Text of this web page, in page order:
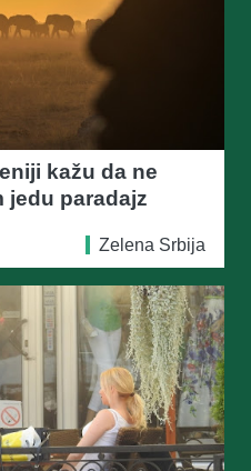
kažu da ne
jedu paradajz
Zelena Srbija